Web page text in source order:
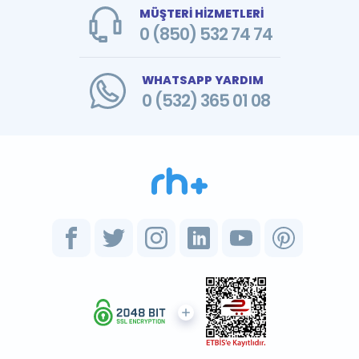
MÜŞTERİ HİZMETLERİ
0 (850) 532 74 74
WHATSAPP YARDIM
0 (532) 365 01 08